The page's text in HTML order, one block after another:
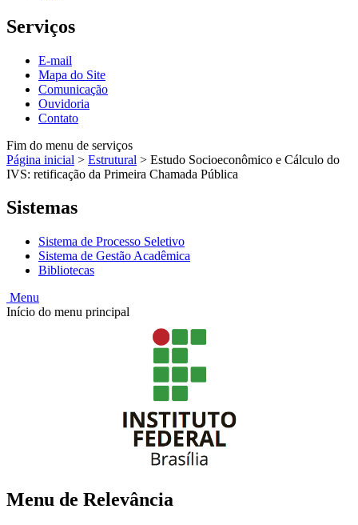
Serviços
E-mail
Mapa do Site
Comunicação
Ouvidoria
Contato
Fim do menu de serviços
Página inicial > Estrutural > Estudo Socioeconômico e Cálculo do
IVS: retificação da Primeira Chamada Pública
Sistemas
Sistema de Processo Seletivo
Sistema de Gestão Acadêmica
Bibliotecas
Menu
Início do menu principal
Menu de Relevância